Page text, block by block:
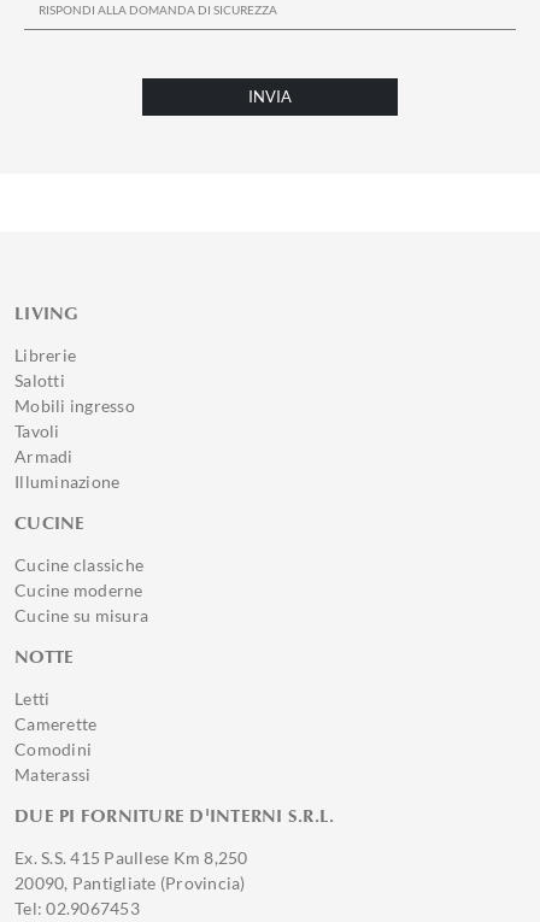
INVIA
LIVING
Librerie
Salotti
Mobili ingresso
Tavoli
Armadi
Illuminazione
CUCINE
Cucine classiche
Cucine moderne
Cucine su misura
NOTTE
Letti
Camerette
Comodini
Materassi
DUE PI FORNITURE D'INTERNI S.R.L.
Ex. S.S. 415 Paullese Km 8,250
20090, Pantigliate (Provincia)
Tel: 02.9067453